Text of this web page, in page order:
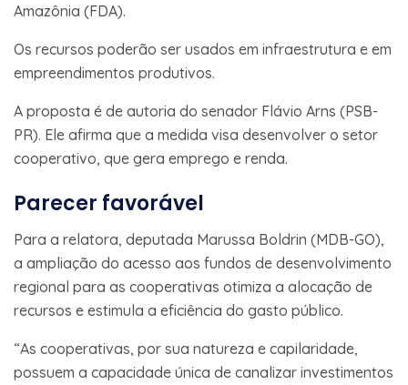
Amazônia (FDA).
Os recursos poderão ser usados em infraestrutura e em
empreendimentos produtivos.
A proposta é de autoria do senador Flávio Arns (PSB-
PR). Ele afirma que a medida visa desenvolver o setor
cooperativo, que gera emprego e renda.
Parecer favorável
Para a relatora, deputada Marussa Boldrin (MDB-GO),
a ampliação do acesso aos fundos de desenvolvimento
regional para as cooperativas otimiza a alocação de
recursos e estimula a eficiência do gasto público.
“As cooperativas, por sua natureza e capilaridade,
possuem a capacidade única de canalizar investimentos